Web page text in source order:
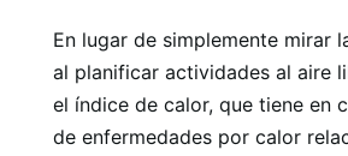
En lugar de simplemente mirar
al planificar actividades al aire
el índice de calor, que tiene en
de enfermedades por calor